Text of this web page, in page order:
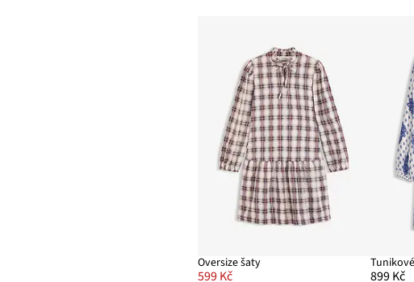
Oversize šaty
599 Kč 899 Kč